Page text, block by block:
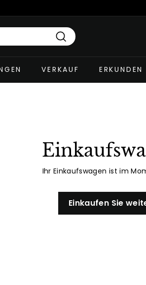
Suchen
VERKAUF ERKUNDEN
Ihr Einkaufswagen ist im
Einkaufen Sie